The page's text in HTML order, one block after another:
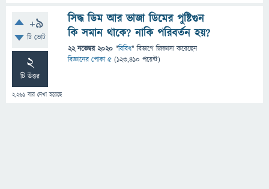
+9
টি ভোট
2
টি উত্তর
2,261 বার দেখা হয়েছে
সিদ্ধ ডিম আর ভাজা ডিমের পুষ্টিগুন
কি সমান থাকে? নাকি পরিবর্তন হয়?
22 নভেম্বর 2020 "বিবিধ" বিভাগে জিজ্ঞাসাকরেছেন
বিজ্ঞানের পোকা ৫ (123,410 পয়েন্ট)